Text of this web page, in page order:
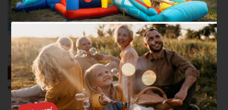
Za termály do Losin na 4 - 5 nocí
4 - 5 nocí polopenze
Wellness hýčkání na 3 noci
3 noci polopenze